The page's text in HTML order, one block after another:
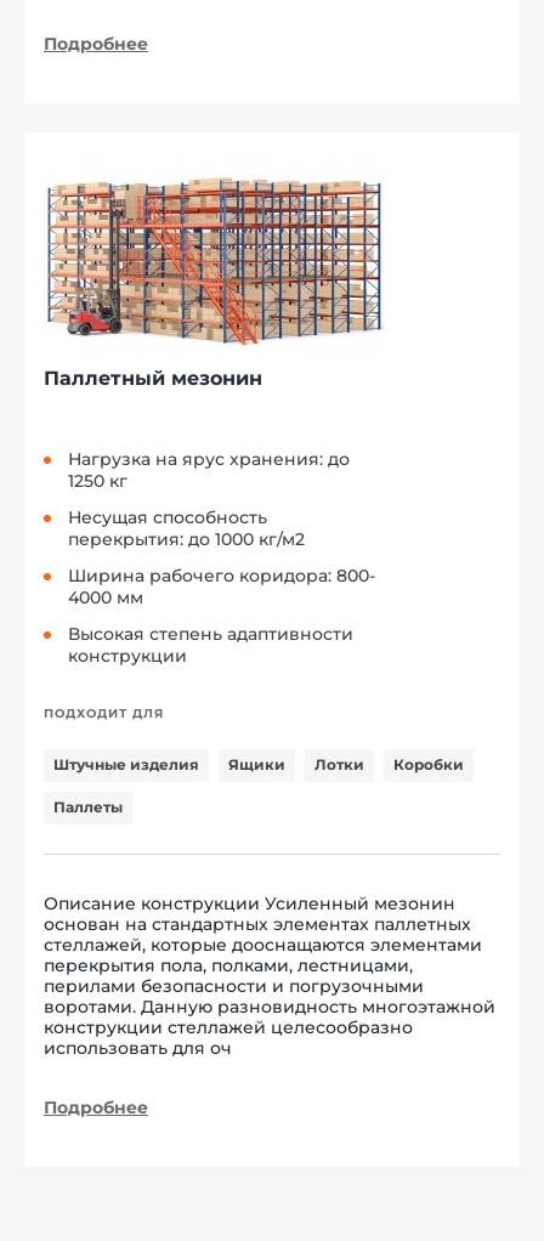
Подробнее
Паллетный мезонин
Нагрузка на ярус хранения: до
1250 кг
Несущая способность
перекрытия: до 1000 кг/м2
Ширина рабочего коридора: 800-
4000 мм
Высокая степень адаптивности
конструкции
ПОДХОДИТ ДЛЯ
Штучные изделия Ящики Лотки Коробки
Паллеты
Описание конструкции Усиленный мезонин
основан на стандартных элементах паллетных
стеллажей, которые дооснащаются элементами
перекрытия пола, полками, лестницами,
перилами безопасности и погрузочными
воротами. Данную разновидность многоэтажной
конструкции стеллажей целесообразно
использовать для оч
Подробнее